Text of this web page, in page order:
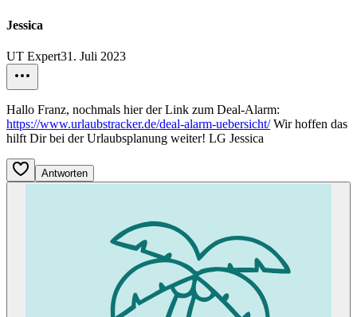
Jessica
UT Expert31. Juli 2023
Hallo Franz, nochmals hier der Link zum Deal-Alarm:
https://www.urlaubstracker.de/deal-alarm-uebersicht/Wir hoffen das
hilft Dir bei der Urlaubsplanung weiter! LG Jessica
Antworten